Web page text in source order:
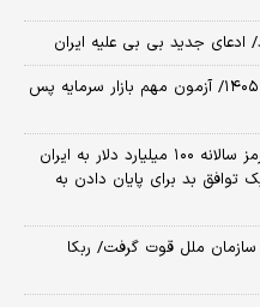
ادعای جدید بی بی علیه ایران
​پیش‌بینی بورس فردا دوشنبه ۱۹ مرداد ۱۴۰۵/ آزمون مهم بازار سرمایه پس
توافق پیشنهادی برای بازگشایی تنگه هرمز سالانه ۱۰۰ میلیارد دلار به ایران
توافق بد برای پایان دادن به
ملل قوت گرفت/ ربکا